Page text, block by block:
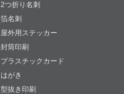
2つ折り名刺
箔名刺
屋外用ステッカー
封筒印刷
プラスチックカード
はがき
型抜き印刷